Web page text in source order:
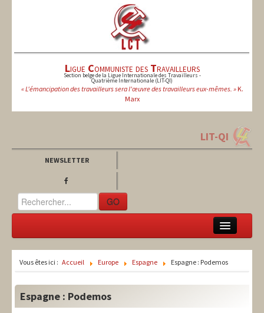
Ligue Communiste des Travailleurs
Section belge de la Ligue Internationale des Travailleurs -
Quatrième Internationale (LIT-QI)
« L'émancipation des travailleurs sera l'œuvre des travailleurs eux-mêmes. »K.
Marx
LIT-QI
NEWSLETTER
GO
Vous êtes ici : Accueil Europe Espagne Espagne : Podemos
Espagne : Podemos